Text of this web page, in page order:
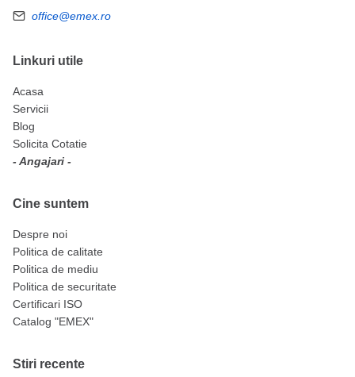
office@emex.ro
Linkuri utile
Acasa
Servicii
Blog
Solicita Cotatie
- Angajari -
Cine suntem
Despre noi
Politica de calitate
Politica de mediu
Politica de securitate
Certificari ISO
Catalog "EMEX"
Stiri recente